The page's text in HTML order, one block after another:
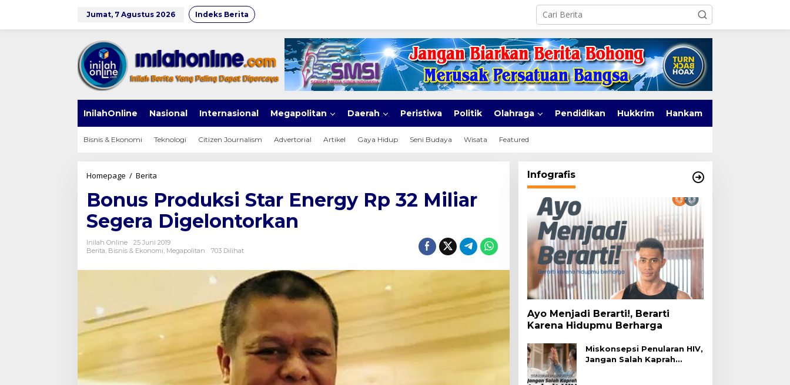
Jumat, 7 Agustus 2026 Indeks Berita
InilahOnline Nasional Internasional Megapolitan Daerah Peristiwa Politik Olahraga Pendidikan Hukkrim Hankam
Bisnis & Ekonomi Teknologi Citizen Journalism Advertorial Artikel Gaya Hidup Seni Budaya Wisata Featured
Homepage / Berita
Star
Energy
Rp
32
Miliar
Segera
Bonus Produksi Star Energy Rp 32 Miliar
Segera Digelontorkan
Inilah Online
25 Juni 2019
Berita, Bisnis & Ekonomi, Megapolitan 703 Dilihat
Infografis
Ayo Menjadi Berarti!, Berarti
Karena Hidupmu Berharga
Miskonsepsi Penularan HIV,
Jangan Salah Kaprah